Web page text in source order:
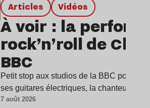
Articles Vidéos
À voir : la
rock’n’roll de
BBC
Petit stop aux studios de la BBC pour
ses guitares électriques, la chanteuse a
7 août 2026